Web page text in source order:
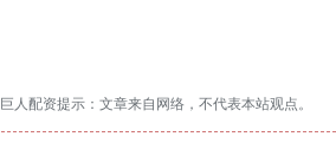
巨人配资提示：文章来自网络，不代表本站观点。